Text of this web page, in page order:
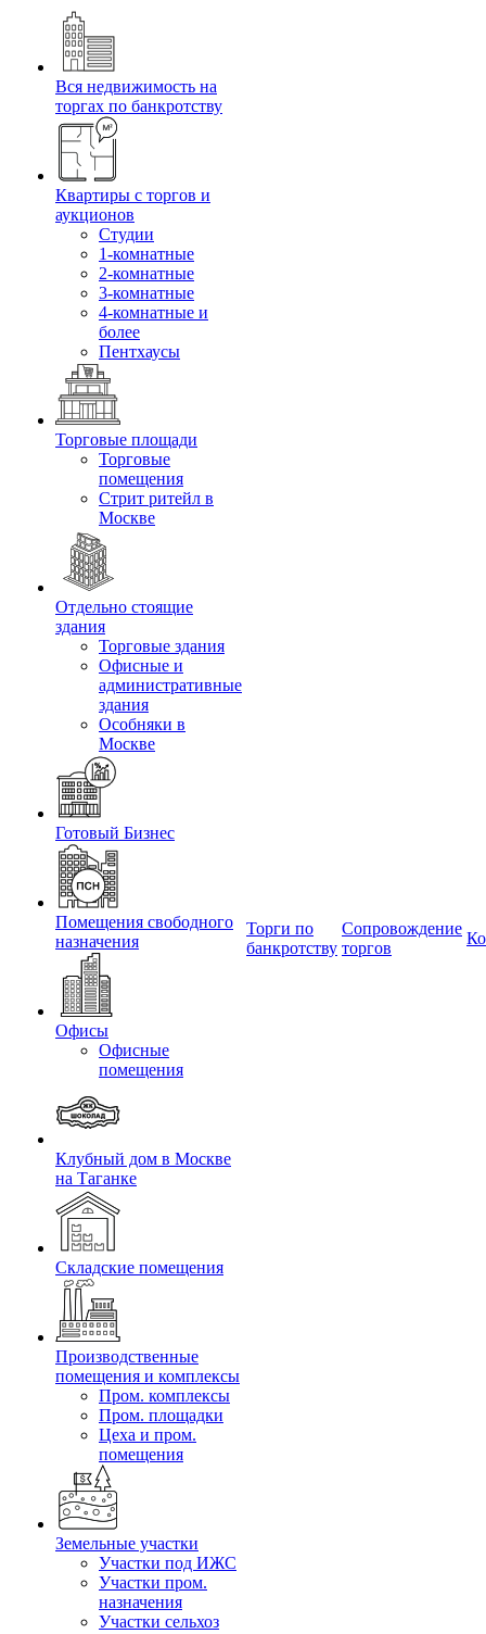
Вся недвижимость на
торгах по банкротству
Квартиры с торгов и
аукционов
Cтудии
1-комнатные
2-комнатные
3-комнатные
4-комнатные и
более
Пентхаусы
Торговые площади
Торговые
помещения
Стрит ритейл в
Москве
Отдельно стоящие
здания
Торговые здания
Офисные и
административные
здания
Особняки в
Москве
Готовый Бизнес
Помещения свободного
назначения
Офисы
Офисные
помещения
Клубный дом в Москве
на Таганке
Складские помещения
Производственные
помещения и комплексы
Пром. комплексы
Пром. площадки
Цеха и пром.
помещения
Земельные участки
Участки под ИЖС
Участки пром.
назначения
Участки сельхоз
Торги по
банкротству
Сопровождение
торгов